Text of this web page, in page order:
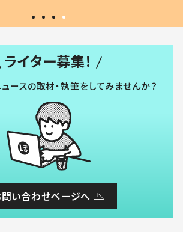
ライター募集！
ースの取材・執筆をしてみませんか？
い合わせページへ